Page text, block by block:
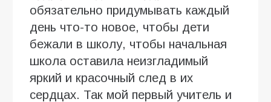
обязательно придумывать каждый
день что-то новое, чтобы дети
бежали в школу, чтобы начальная
школа оставила неизгладимый
яркий и красочный след в их
сердцах. Так мой первый учитель и